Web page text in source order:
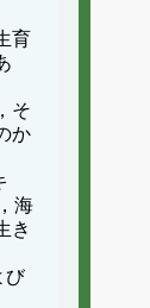
育
そ
か
海
き
び